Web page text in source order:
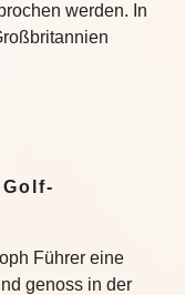
werden. In
Führer eine
genoss in der